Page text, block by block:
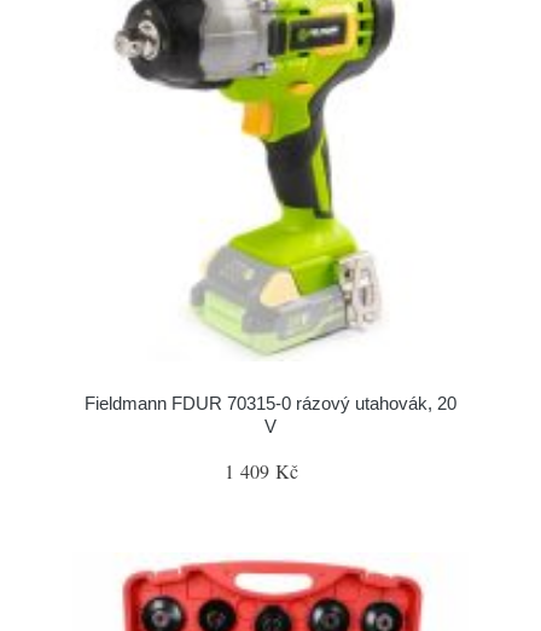
Fieldmann FDUR 70315-0 rázový utahovák, 20
V
1 409 Kč